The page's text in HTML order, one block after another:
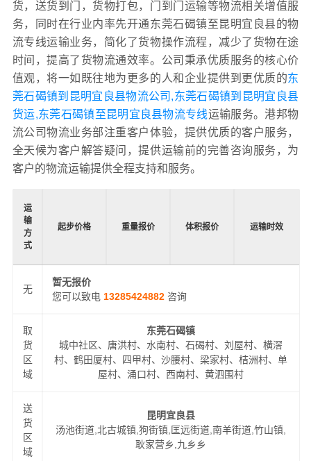
货，送货到门，货物打包，门到门运输等物流相关增值服
务，同时在行业内率先开通东莞石碣镇至昆明宜良县的物
流专线运输业务，简化了货物操作流程，减少了货物在途
时间，提高了货物流通效率。公司秉承优质服务的核心价
值观，将一如既往地为更多的人和企业提供到更优质的东
莞石碣镇到昆明宜良县物流公司,东莞石碣镇到昆明宜良县
货运,东莞石碣镇至昆明宜良县物流专线运输服务。港邦物
流公司物流业务部注重客户体验，提供优质的客户服务，
全天候为客户解答疑问，提供运输前的完善咨询服务，为
客户的物流运输提供全程支持和服务。
运
输
方
式
起步价格 重量报价 体积报价 运输时效
无
暂无报价
您可以致电 13285424882 咨询
取
货
区
域
东莞石碣镇
城中社区、唐洪村、水南村、石碣村、刘屋村、横滘
村、鹤田厦村、四甲村、沙腰村、梁家村、桔洲村、单
屋村、涌口村、西南村、黄泗围村
送
货
区
域
昆明宜良县
汤池街道,北古城镇,狗街镇,匡远街道,南羊街道,竹山镇,
耿家营乡,九乡乡